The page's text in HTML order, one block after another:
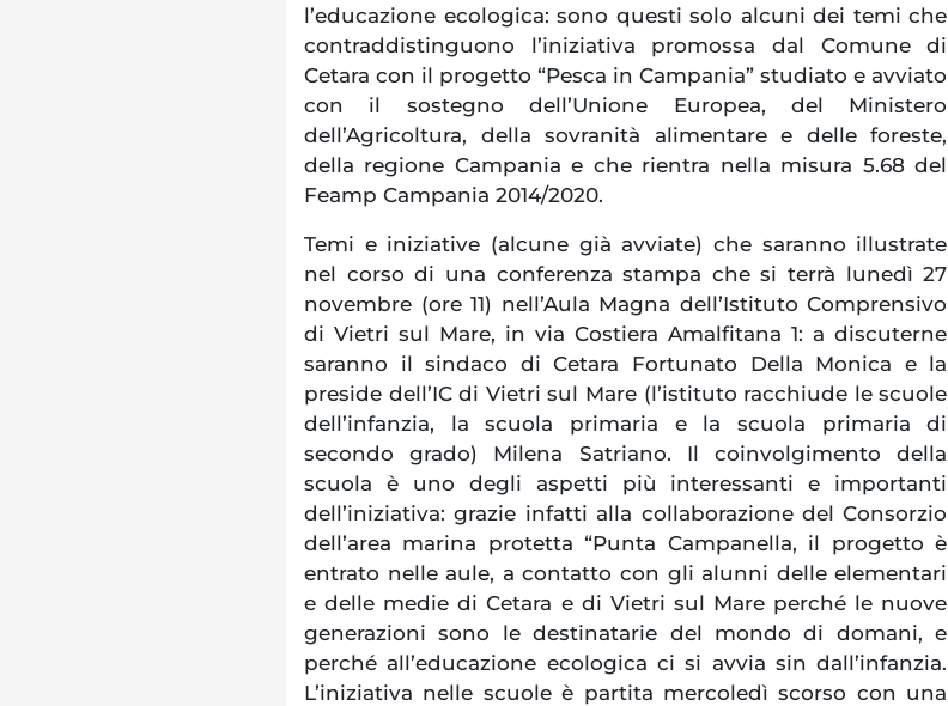
l’educazione ecologica: sono questi solo alcuni dei temi che
contraddistinguono l’iniziativa promossa dal Comune di
Cetara con il progetto “Pesca in Campania” studiato e avviato
con il sostegno dell’Unione Europea, del Ministero
dell’Agricoltura, della sovranità alimentare e delle foreste,
della regione Campania e che rientra nella misura 5.68 del
Feamp Campania 2014/2020.
Temi e iniziative (alcune già avviate) che saranno illustrate
nel corso di una conferenza stampa che si terrà lunedì 27
novembre (ore 11) nell’Aula Magna dell’Istituto Comprensivo
di Vietri sul Mare, in via Costiera Amalfitana 1: a discuterne
saranno il sindaco di Cetara Fortunato Della Monica e la
preside dell’IC di Vietri sul Mare (l’istituto racchiude le scuole
dell’infanzia, la scuola primaria e la scuola primaria di
secondo grado) Milena Satriano. Il coinvolgimento della
scuola è uno degli aspetti più interessanti e importanti
dell’iniziativa: grazie infatti alla collaborazione del Consorzio
dell’area marina protetta “Punta Campanella, il progetto è
entrato nelle aule, a contatto con gli alunni delle elementari
e delle medie di Cetara e di Vietri sul Mare perché le nuove
generazioni sono le destinatarie del mondo di domani, e
perché all’educazione ecologica ci si avvia sin dall’infanzia.
L’iniziativa nelle scuole è partita mercoledì scorso con una